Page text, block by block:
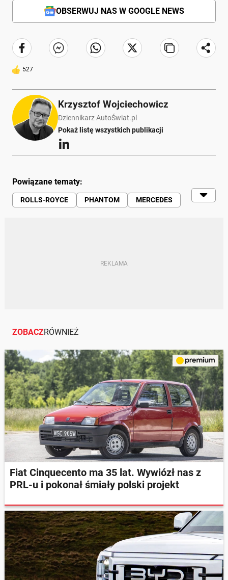
OBSERWUJ NAS W GOOGLE NEWS
527
Krzysztof Wojciechowicz
Dziennikarz AutoŚwiat.pl
Pokaż listę wszystkich publikacji
Powiązane tematy:
ROLLS-ROYCE PHANTOM
MERCEDES
ZOBACZRÓWNIEŻ
Fiat Cinquecento ma 35 lat. Wywiózł nas z
PRL-u i pokonał śmiały polski projekt